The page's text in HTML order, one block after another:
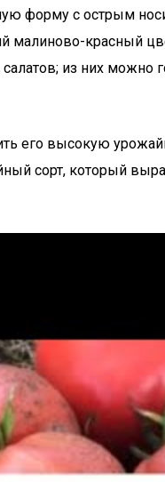
форму с острым
малиново-красный
из них можно
его высокую
сорт, который